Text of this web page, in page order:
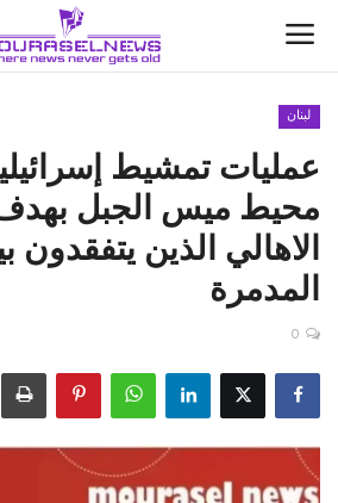
الأخبار
كتّابنا
السعودية
اقتصاد
علوم وتكنولوجيا
رياضة
لبنان
‏عمليات تمشيط
محيط ميس الجبل
الاهالي الذين يتفقدون
المدمرة
0